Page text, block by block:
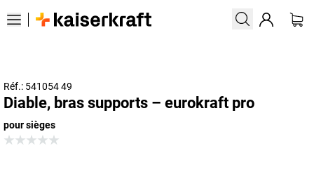
Réf.: 541054 49
Diable, bras supports – eurokraft pro
pour sièges